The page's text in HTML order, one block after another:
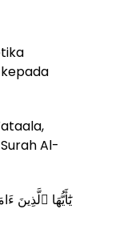
Al-
يَٰٓأَيُّهَا